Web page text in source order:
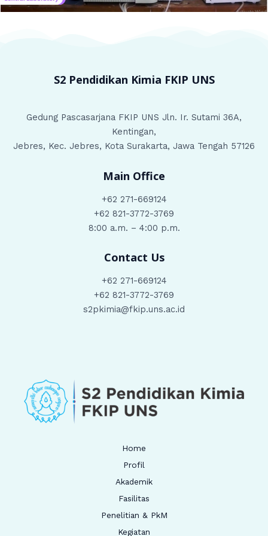
S2 Pendidikan Kimia FKIP UNS
Gedung Pascasarjana FKIP UNS Jln. Ir. Sutami 36A,
Kentingan,
Jebres, Kec. Jebres, Kota Surakarta, Jawa Tengah 57126
Main Office
+62 271-669124
+62 821-3772-3769
8:00 a.m. – 4:00 p.m.
Contact Us
+62 271-669124
+62 821-3772-3769
s2pkimia@fkip.uns.ac.id
Home
Profil
Akademik
Fasilitas
Penelitian & PkM
Kegiatan